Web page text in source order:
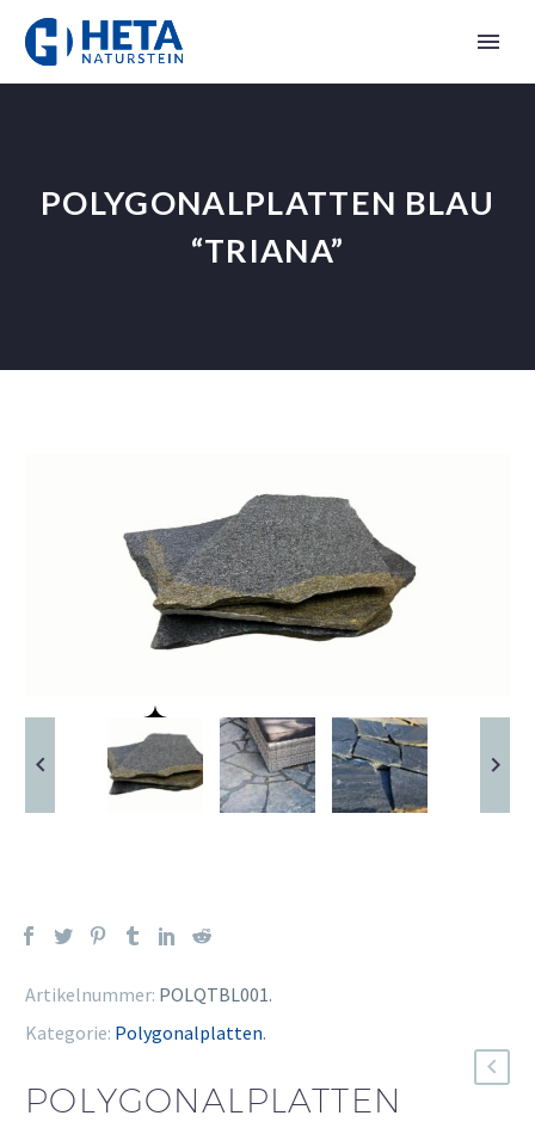
POLYGONALPLATTEN BLAU
“TRIANA”
Artikelnummer: POLQTBL001.
Kategorie: Polygonalplatten.
POLYGONALPLATTEN